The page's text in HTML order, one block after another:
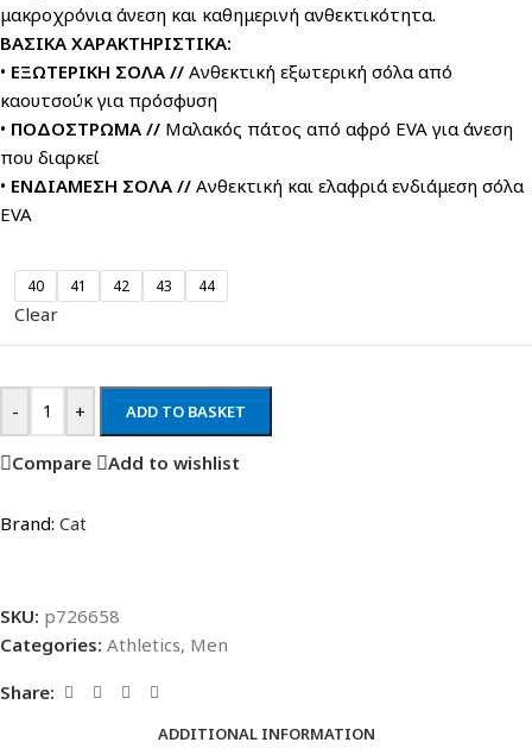
μακροχρόνια άνεση και καθημερινή ανθεκτικότητα.
ΒΑΣΙΚΑ ΧΑΡΑΚΤΗΡΙΣΤΙΚΑ:
• ΕΞΩΤΕΡΙΚΗ ΣΟΛΑ // Ανθεκτική εξωτερική σόλα από
καουτσούκ για πρόσφυση
• ΠΟΔΟΣΤΡΩΜΑ // Μαλακός πάτος από αφρό EVA για άνεση
που διαρκεί
• ΕΝΔΙΑΜΕΣΗ ΣΟΛΑ // Ανθεκτική και ελαφριά ενδιάμεση σόλα
EVA
40 41 42 43 44
Clear
- + ADD TO BASKET
Compare Add to wishlist
Brand: Cat
SKU: p726658
Categories: Athletics, Men
Share:
ADDITIONAL INFORMATION